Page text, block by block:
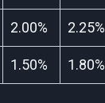
2.00% 2.25%
1.50% 1.80%